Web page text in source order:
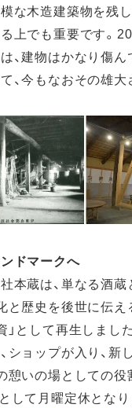
な木造建築物を残
上でも重要です。
、建物はかなり傷ん
、今もなおその雄大
ドマークへ
本蔵は、単なる酒
と歴史を後世に伝
」として再生しまし
ショップが入り、新
憩いの場としての
して月曜定休となり